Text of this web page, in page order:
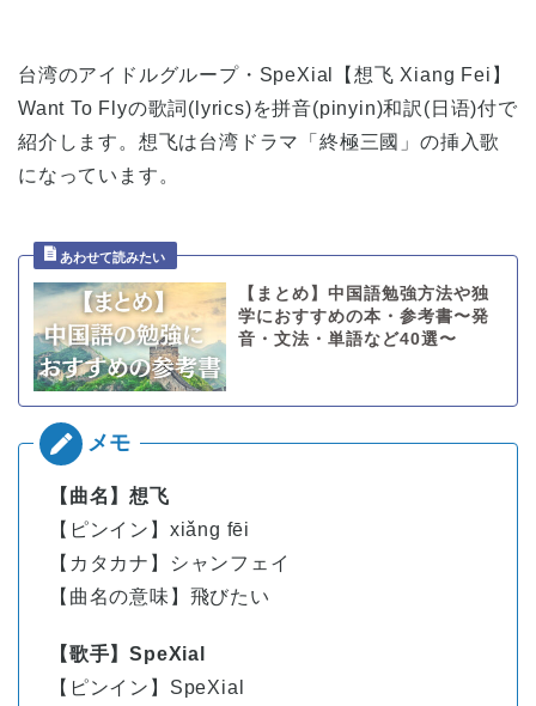
台湾のアイドルグループ・SpeXial【想飞 Xiang Fei】
Want To Flyの歌詞(lyrics)を拼音(pinyin)和訳(日语)付で
紹介します。想飞は台湾ドラマ「終極三國」の挿入歌
になっています。
【まとめ】中国語勉強方法や独
学におすすめの本・参考書〜発
音・文法・単語など40選〜
【曲名】想飞
【ピンイン】xiǎng fēi
【カタカナ】シャンフェイ
【曲名の意味】飛びたい
【歌手】SpeXial
【ピンイン】SpeXial